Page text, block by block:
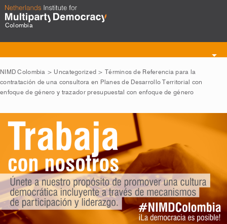
Colombia
Toggle
navigation
NIMD Colombia > Uncategorized >
Términos de Referencia para la
contratación de una consultora en Planes de Desarrollo Territorial con
enfoque de género y trazador presupuestal con enfoque de género